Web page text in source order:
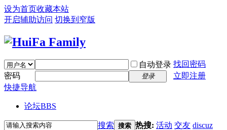
设为首页收藏本站
开启辅助访问 切换到窄版
自动登录 找回密码
密码
登录
立即注册
快捷导航
论坛BBS
搜索 搜索 热搜: 活动 交友 discuz